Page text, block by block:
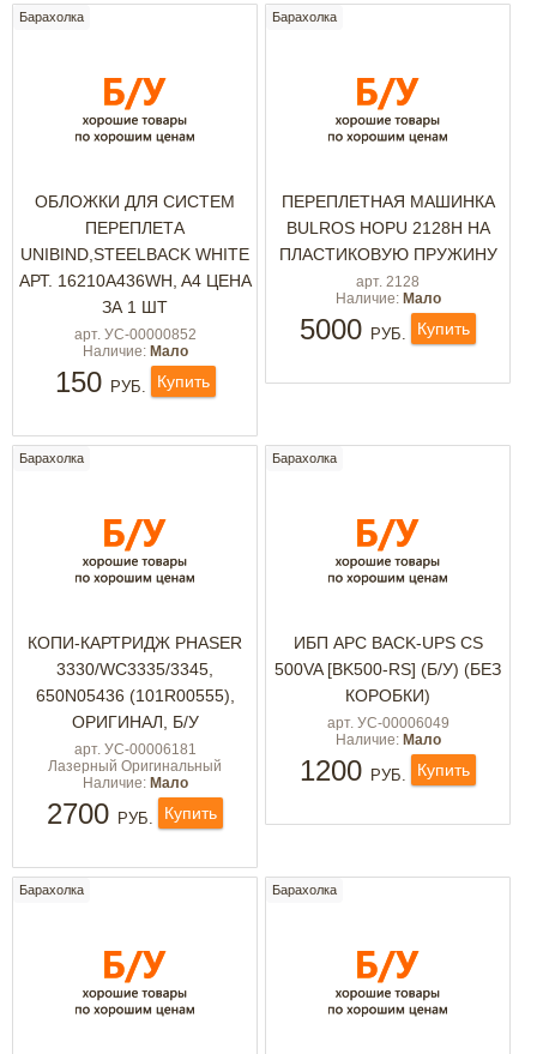
Барахолка
ОБЛОЖКИ ДЛЯ СИСТЕМ
ПЕРЕПЛЕТА
UNIBIND,STEELBACK WHITE
АРТ. 16210A436WH, A4 ЦЕНА
ЗА 1 ШТ
арт. УС-00000852
Наличие: Мало
150 РУБ. Купить
Барахолка
ПЕРЕПЛЕТНАЯ МАШИНКА
BULROS HOPU 2128H НА
ПЛАСТИКОВУЮ ПРУЖИНУ
арт. 2128
Наличие: Мало
5000 РУБ. Купить
Барахолка
КОПИ-КАРТРИДЖ PHASER
3330/WC3335/3345,
650N05436 (101R00555),
ОРИГИНАЛ, Б/У
арт. УС-00006181
Лазерный Оригинальный
Наличие: Мало
2700 РУБ. Купить
Барахолка
ИБП APC BACK-UPS CS
500VA [BK500-RS] (Б/У) (БЕЗ
КОРОБКИ)
арт. УС-00006049
Наличие: Мало
1200 РУБ. Купить
Барахолка Барахолка